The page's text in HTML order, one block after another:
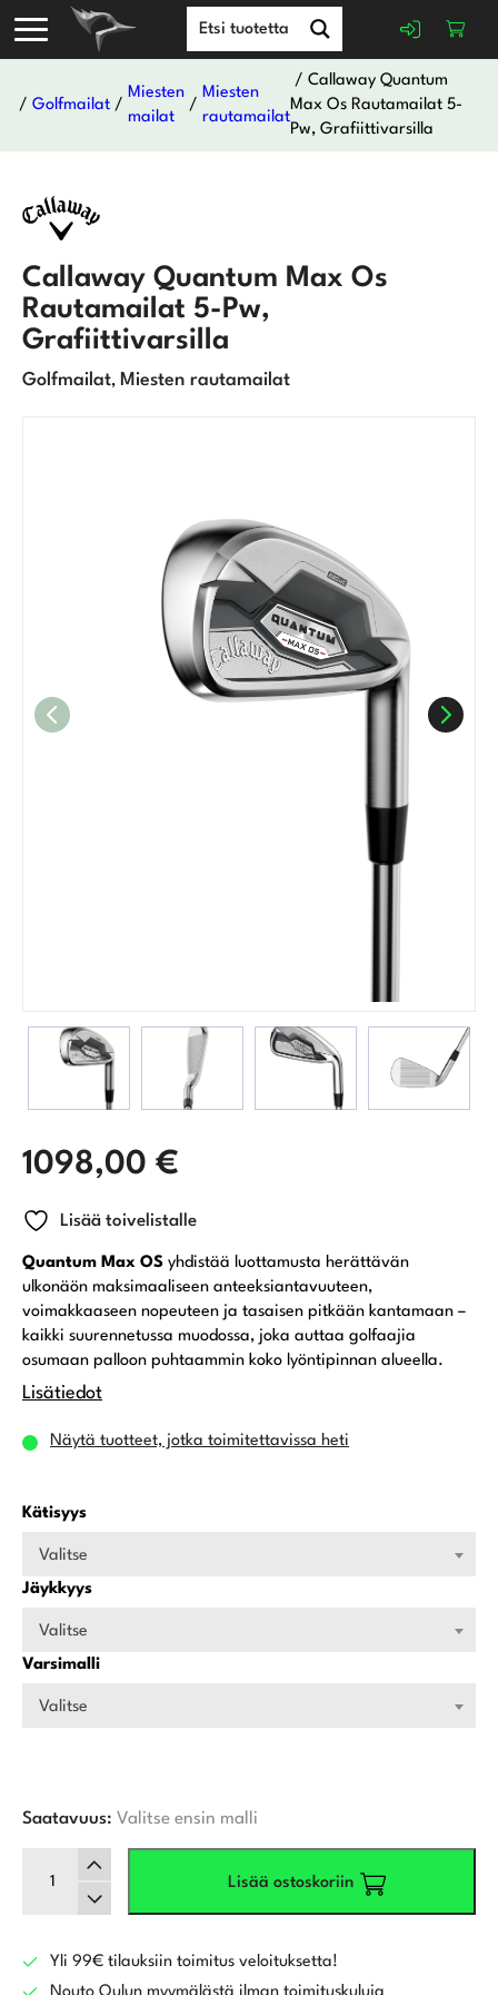
/Golfmailat /
Miesten
mailat
/
Miesten
rautamailat
/ Callaway Quantum
Max Os Rautamailat 5-
Pw, Grafiittivarsilla
Callaway Quantum Max Os
Rautamailat 5-Pw,
Grafiittivarsilla
Golfmailat, Miesten rautamailat
1098,00 €
Lisää toivelistalle
Quantum Max OS yhdistää luottamusta herättävän
ulkonäön maksimaaliseen anteeksiantavuuteen,
voimakkaaseen nopeuteen ja tasaisen pitkään kantamaan –
kaikki suurennetussa muodossa, joka auttaa golfaajia
osumaan palloon puhtaammin koko lyöntipinnan alueella.
Lisätiedot
Näytä tuotteet, jotka toimitettavissa heti
Kätisyys
Valitse
Jäykkyys
Valitse
Varsimalli
Valitse
Saatavuus: Valitse ensin malli
Callaway
Quantum
Rautamailat
Lisää ostoskoriin
Yli 99€ tilauksiin toimitus veloituksetta!